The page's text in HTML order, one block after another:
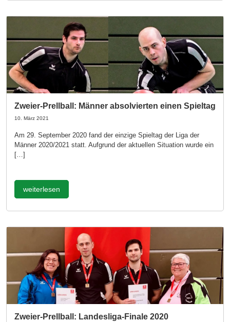
Zweier-Prellball: Männer absolvierten einen Spieltag
10. März 2021
Am 29. September 2020 fand der einzige Spieltag der Liga der
Männer 2020/2021 statt. Aufgrund der aktuellen Situation wurde ein
[…]
weiterlesen
Zweier-Prellball: Landesliga-Finale 2020